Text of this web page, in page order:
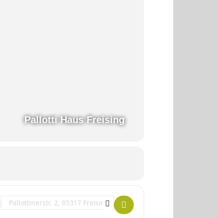
Pallotti Haus Freising
Destination Address - "Spiel dich frei!" []